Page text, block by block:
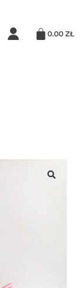
0.00 ZŁ